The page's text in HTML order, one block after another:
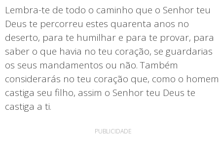
Lembra-te de todo o caminho que o Senhor teu
Deus te percorreu estes quarenta anos no
deserto, para te humilhar e para te provar, para
saber o que havia no teu coração, se guardarias
os seus mandamentos ou não. Também
considerarás no teu coração que, como o homem
castiga seu filho, assim o Senhor teu Deus te
castiga a ti.
PUBLICIDADE